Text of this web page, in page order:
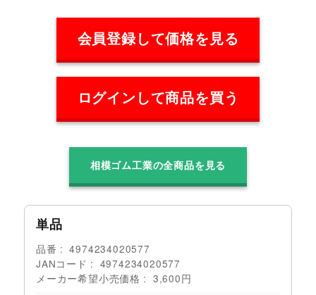
会員登録して価格を見る
ログインして商品を買う
相模ゴム工業の全商品を見る
単品
品番
4974234020577
JANコード
4974234020577
メーカー希望小売価格
3,600円